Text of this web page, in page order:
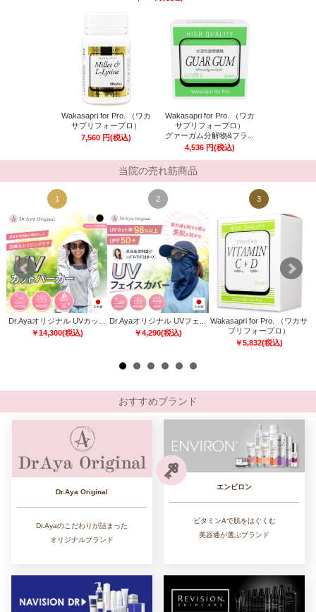
Wakasapri for Pro. （ワカ
サプリフォープロ）
7,560 円(税込)
Wakasapri for Pro. （ワカ
サプリフォープロ）
グァーガム分解物&フラ...
4,536円(税込)
当院の売れ筋商品
1
Dr.Ayaオリジナル UVカッ...
￥14,300(税込)
2
Dr.Ayaオリジナル UVフェ...
￥4,290(税込)
3
Wakasapri for Pro. （ワカサ
プリフォープロ）
￥5,832(税込)
おすすめブランド
Dr.Aya Original
Dr.Ayaのこだわりが詰まった
オリジナルブランド
エンビロン
ビタミンAで肌をはぐくむ
美容通が選ぶブランド